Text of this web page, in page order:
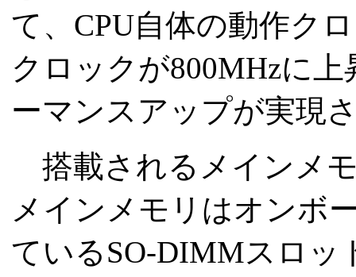
て、CPU自体の動作ク
クロックが800MHzに
ーマンスアップが実現
搭載されるメインメモ
メインメモリはオンボ
ているSO-DIMMスロッ